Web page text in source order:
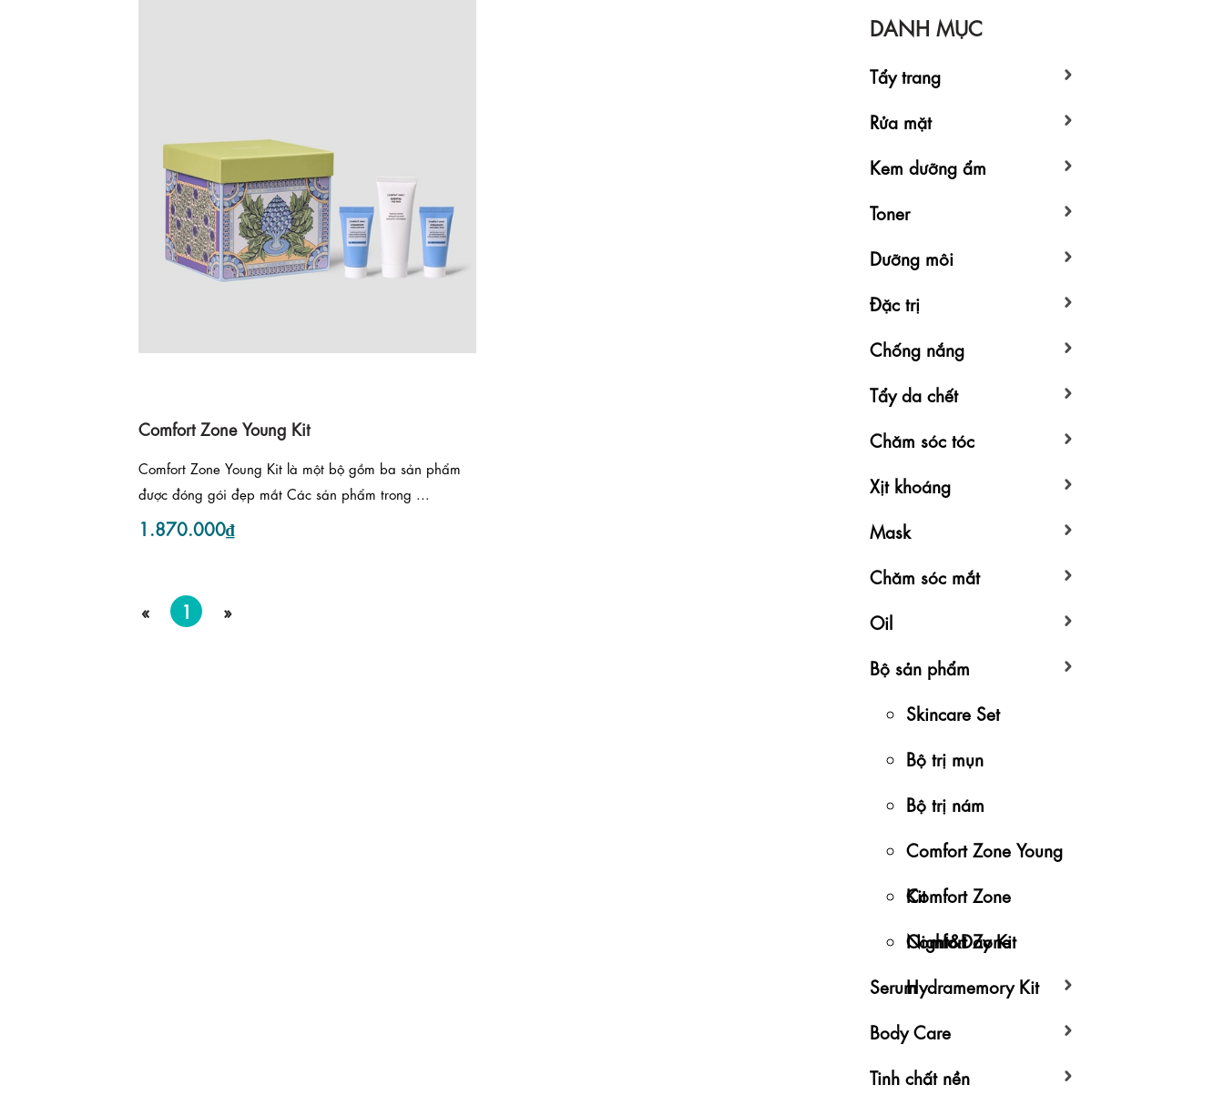
Comfort Zone Young Kit
Comfort Zone Young Kit là một bộ gồm ba sản phẩm
được đóng gói đẹp mắt Các sản phẩm trong ...
1.870.000₫
« 1 »
DANH MỤC
Tẩy trang
Rửa mặt
Kem dưỡng ẩm
Toner
Dưỡng môi
Đặc trị
Chống nắng
Tẩy da chết
Chăm sóc tóc
Xịt khoáng
Mask
Chăm sóc mắt
Oil
Bộ sản phẩm
Skincare Set
Bộ trị mụn
Bộ trị nám
Comfort Zone Young
Kit
Comfort Zone
Night&Day Kit
Comfort Zone
Hydramemory Kit
Serum
Body Care
Tinh chất nền